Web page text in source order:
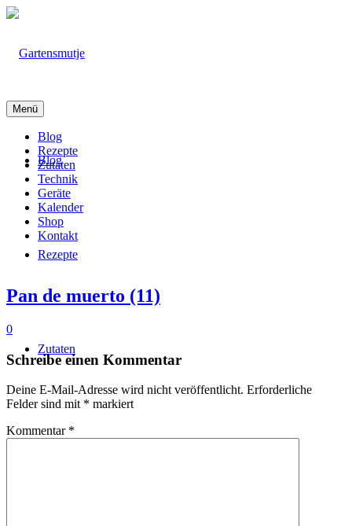
Blog
Rezepte
Zutaten
Technik
Menü
Blog
Rezepte
Zutaten
Technik
Geräte
Kalender
Shop
Kontakt
Pan de muerto (11)
0
Schreibe einen Kommentar
Deine E-Mail-Adresse wird nicht veröffentlicht. Erforderliche
Felder sind mit * markiert
Kommentar *